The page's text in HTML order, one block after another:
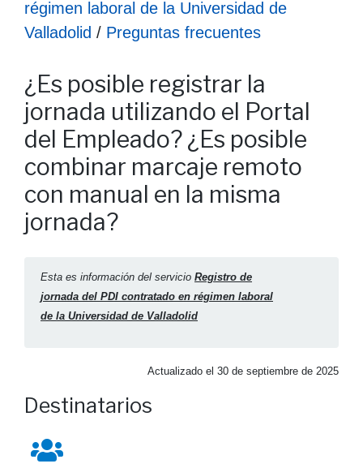
régimen laboral de la Universidad de
Valladolid / Preguntas frecuentes
¿Es posible registrar la
jornada utilizando el Portal
del Empleado? ¿Es posible
combinar marcaje remoto
con manual en la misma
jornada?
Esta es información del servicio Registro de
jornada del PDI contratado en régimen laboral
de la Universidad de Valladolid
Actualizado el 30 de septiembre de 2025
Destinatarios